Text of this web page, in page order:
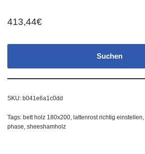
413,44€
Suchen
SKU: b041e6a1c0dd
Tags: bett holz 180x200 lattenrost richtig einstellen
phase sheeshamholz